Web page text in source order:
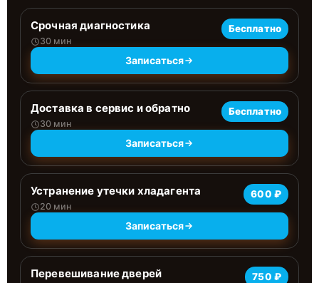
Срочная диагностика
30 мин
Бесплатно
Записаться
Доставка в сервис и обратно
30 мин
Бесплатно
Записаться
Устранение утечки хладагента
20 мин
600 ₽
Записаться
Перевешивание дверей 750 ₽